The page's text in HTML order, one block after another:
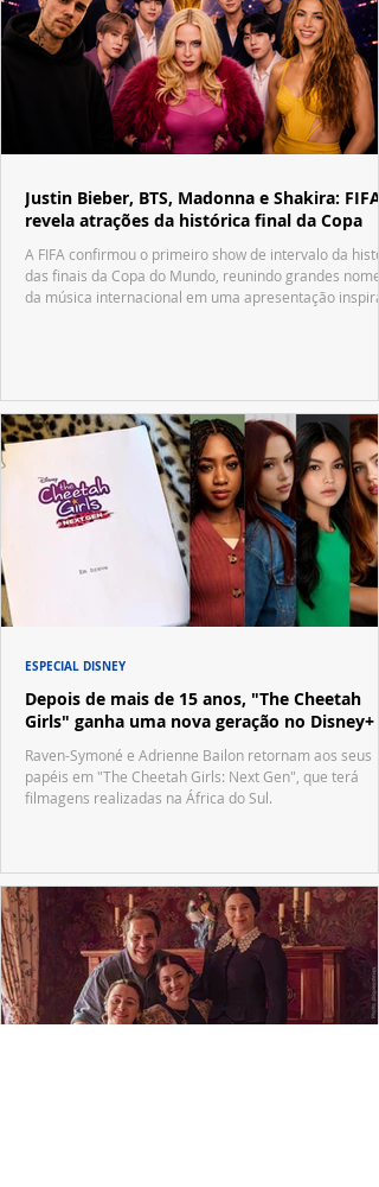
Justin Bieber, BTS, Madonna e Shakira: FIFA
revela atrações da histórica final da Copa
A FIFA confirmou o primeiro show de intervalo da
das finais da Copa do Mundo, reunindo grandes nomes
da música internacional em uma apresentação
Depois de mais de 15 anos, "The Cheetah
Girls" ganha uma nova geração no Disney+
Raven-Symoné e Adrienne Bailon retornam aos seus
papéis em "The Cheetah Girls: Next Gen", que terá
filmagens realizadas na África do Sul.
ESPECIAL DISNEY